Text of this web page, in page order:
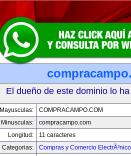
El dueño de este dominio lo
Mayusculas:
COMPRACAMPO.COM
Minusculas:
compracampo.com
Longitud:
11 caracteres
Categorias:
Compras y Comercio ElectrÃ³nico